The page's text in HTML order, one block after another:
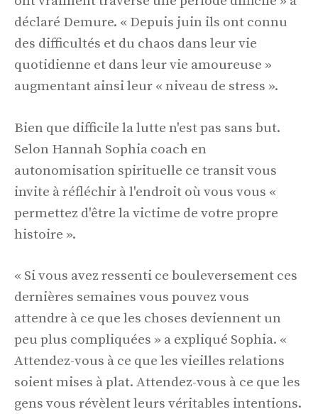
déclaré Demure. « Depuis juin ils ont connu
des difficultés et du chaos dans leur vie
quotidienne et dans leur vie amoureuse »
augmentant ainsi leur « niveau de stress ».
Bien que difficile la lutte n'est pas sans but.
Selon Hannah Sophia coach en
autonomisation spirituelle ce transit vous
invite à réfléchir à l'endroit où vous vous «
permettez d'être la victime de votre propre
histoire ».
« Si vous avez ressenti ce bouleversement ces
dernières semaines vous pouvez vous
attendre à ce que les choses deviennent un
peu plus compliquées » a expliqué Sophia. «
Attendez-vous à ce que les vieilles relations
soient mises à plat. Attendez-vous à ce que les
gens vous révèlent leurs véritables intentions.